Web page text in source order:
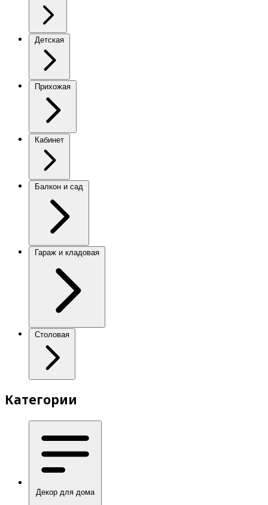
Детская
Прихожая
Кабинет
Балкон и сад
Гараж и кладовая
Столовая
Категории
Декор для дома